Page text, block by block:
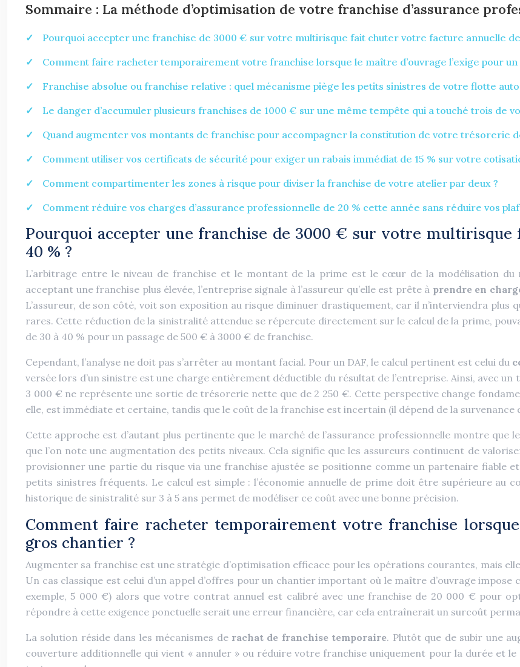
Sommaire : La méthode d’optimisation de votre franchise d’assurance
Pourquoi accepter une franchise de 3000 € sur votre multirisque fait chuter votre facture annuelle de
Comment faire racheter temporairement votre franchise lorsque le maître d’ouvrage l’exige pour
Franchise absolue ou franchise relative : quel mécanisme piège les petits sinistres de votre flotte auto
Le danger d’accumuler plusieurs franchises de 1000 € sur une même tempête qui a touché trois de
Quand augmenter vos montants de franchise pour accompagner la constitution de votre trésorerie
Comment utiliser vos certificats de sécurité pour exiger un rabais immédiat de 15 % sur votre
Comment compartimenter les zones à risque pour diviser la franchise de votre atelier par deux ?
Comment réduire vos charges d’assurance professionnelle de 20 % cette année sans réduire vos
Pourquoi accepter une franchise de 3000 € sur votre
40 % ?
L’arbitrage entre le niveau de franchise et le montant de la prime est le cœur de la modélisation
acceptant une franchise plus élevée, l’entreprise signale à l’assureur qu’elle est prête à prendre en
L’assureur, de son côté, voit son exposition au risque diminuer drastiquement, car il n’interviendra
rares. Cette réduction de la sinistralité attendue se répercute directement sur le calcul de la prime,
de 30 à 40 % pour un passage de 500 € à 3000 € de franchise.
Cependant, l’analyse ne doit pas s’arrêter au montant facial. Pour un DAF, le calcul pertinent est celui du
versée lors d’un sinistre est une charge entièrement déductible du résultat de l’entreprise. Ainsi, avec un
3 000 € ne représente une sortie de trésorerie nette que de 2 250 €. Cette perspective change
elle, est immédiate et certaine, tandis que le coût de la franchise est incertain (il dépend de la
Cette approche est d’autant plus pertinente que le marché de l’assurance professionnelle montre que
que l’on note une augmentation des petits niveaux. Cela signifie que les assureurs continuent de
provisionner une partie du risque via une franchise ajustée se positionne comme un partenaire fiable
petits sinistres fréquents. Le calcul est simple : l’économie annuelle de prime doit être supérieure au
historique de sinistralité sur 3 à 5 ans permet de modéliser ce coût avec une bonne précision.
Comment faire racheter temporairement votre franchise
gros chantier ?
Augmenter sa franchise est une stratégie d’optimisation efficace pour les opérations courantes, mais
Un cas classique est celui d’un appel d’offres pour un chantier important où le maître d’ouvrage
exemple, 5 000 €) alors que votre contrat annuel est calibré avec une franchise de 20 000 € pour
répondre à cette exigence ponctuelle serait une erreur financière, car cela entraînerait un surcoût
La solution réside dans les mécanismes de rachat de franchise temporaire. Plutôt que de subir une
couverture additionnelle qui vient « annuler » ou réduire votre franchise uniquement pour la durée et